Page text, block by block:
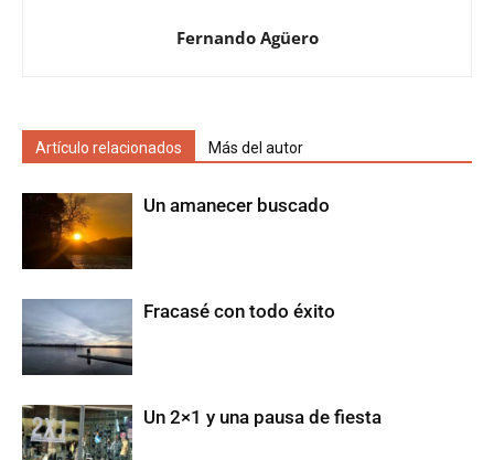
Fernando Agüero
Artículo relacionados Más del autor
Un amanecer buscado
Fracasé con todo éxito
Un 2×1 y una pausa de fiesta